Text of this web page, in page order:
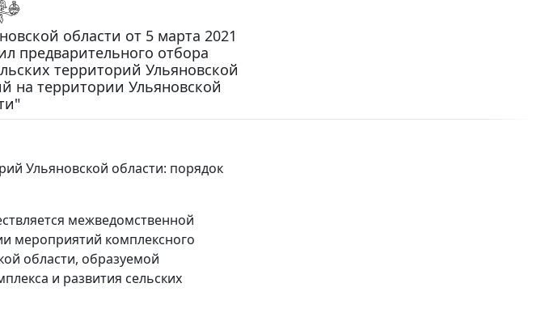
области от 5 марта 2021
предварительного отбора
территорий Ульяновской
на территории Ульяновской
Ульяновской области: порядок
межведомственной
мероприятий комплексного
области, образуемой
и развития сельских